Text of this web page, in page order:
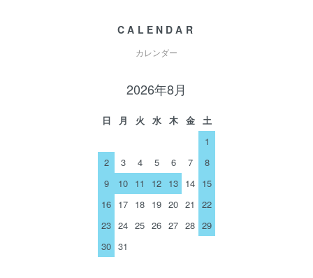
CALENDAR
カレンダー
2026年8月
日 月 火 水 木 金
土
1
2
3 4 5 6 7
8
9
10 11 12 13 14 15
16 17 18 19 20 21
22
23 24 25 26 27 28 29
30 31